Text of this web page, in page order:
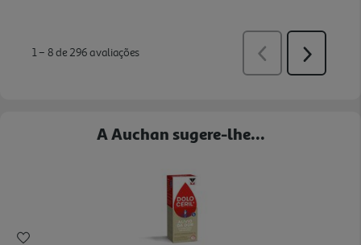
A Auchan sugere-lhe...